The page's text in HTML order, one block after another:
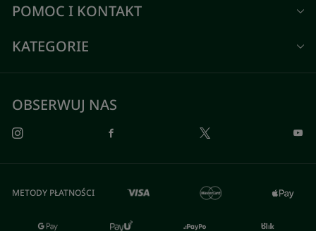
POMOC I KONTAKT
KATEGORIE
OBSERWUJ NAS
METODY PŁATNOŚCI